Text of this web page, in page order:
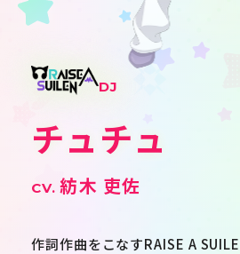
JP EN
DJ
チュチュ
紡木 吏佐
作詞作曲をこなすRAISE A